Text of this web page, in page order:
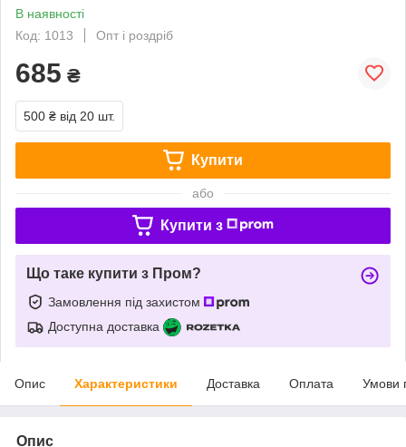
В наявності
Код: 1013
Опт і роздріб
685 ₴
500 ₴ від 20 шт.
Купити
або
Купити з
Що таке купити з Пром?
Замовлення під захистом
Доступна доставка
Опис Характеристики Доставка Оплата Умови
Опис